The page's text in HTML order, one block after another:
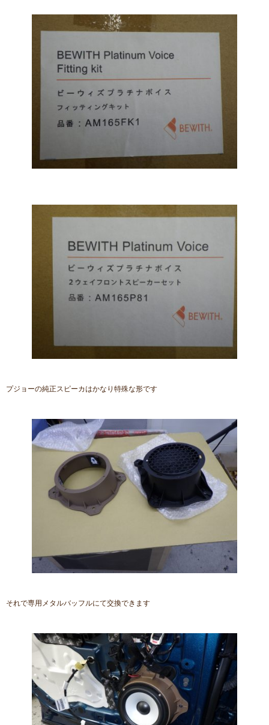
プジョーの純正スピーカはかなり特殊な形です
それで専用メタルバッフルにて交換できます